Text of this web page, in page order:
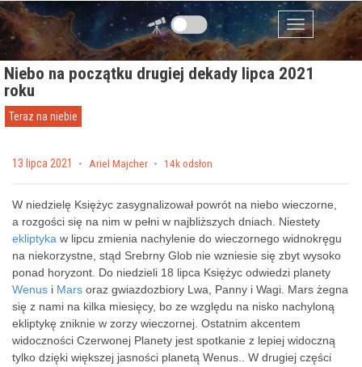
Przejdź do zawartości
Menu
Niebo na początku drugiej dekady lipca 2021
roku
Teraz na niebie
Posted on
13 lipca 2021 by Ariel Majcher 14k odsłon
W niedzielę Księżyc zasygnalizował powrót na niebo wieczorne,
a rozgości się na nim w pełni w najbliższych dniach. Niestety
ekliptyka w lipcu zmienia nachylenie do wieczornego widnokręgu
na niekorzystne, stąd Srebrny Glob nie wzniesie się zbyt wysoko
ponad horyzont. Do niedzieli 18 lipca Księżyc odwiedzi planety
Wenus i Mars oraz gwiazdozbiory Lwa, Panny i Wagi. Mars żegna
się z nami na kilka miesięcy, bo ze względu na nisko nachyloną
ekliptykę zniknie w zorzy wieczornej. Ostatnim akcentem
widoczności Czerwonej Planety jest spotkanie z lepiej widoczną
tylko dzięki większej jasności planetą Wenus.. W drugiej części